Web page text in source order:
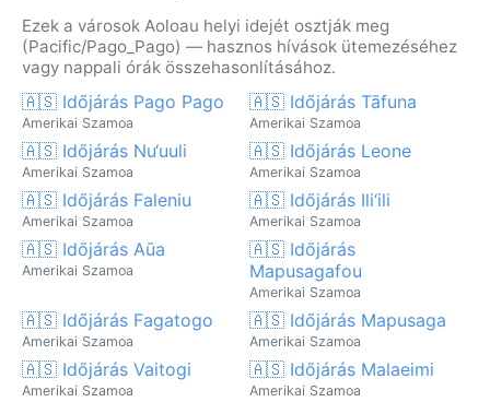
Ezek a városok Aoloau helyi idejét osztják meg
(Pacific/Pago_Pago) — hasznos hívások ütemezéséhez
vagy nappali órák összehasonlításához.
🇦🇸 Időjárás Pago Pago
Amerikai Szamoa
🇦🇸 Időjárás Tāfuna
Amerikai Szamoa
🇦🇸 Időjárás Nu‘uuli
Amerikai Szamoa
🇦🇸 Időjárás Leone
Amerikai Szamoa
🇦🇸 Időjárás Faleniu
Amerikai Szamoa
🇦🇸 Időjárás Ili‘ili
Amerikai Szamoa
🇦🇸 Időjárás Aūa
Amerikai Szamoa
🇦🇸 Időjárás
Mapusagafou
Amerikai Szamoa
🇦🇸 Időjárás Fagatogo
Amerikai Szamoa
🇦🇸 Időjárás Mapusaga
Amerikai Szamoa
🇦🇸 Időjárás Vaitogi
Amerikai Szamoa
🇦🇸 Időjárás Malaeimi
Amerikai Szamoa